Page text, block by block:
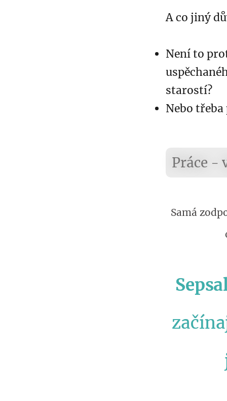
A co jiný
Není to
starostí?
Nebo
Práce -
Samá